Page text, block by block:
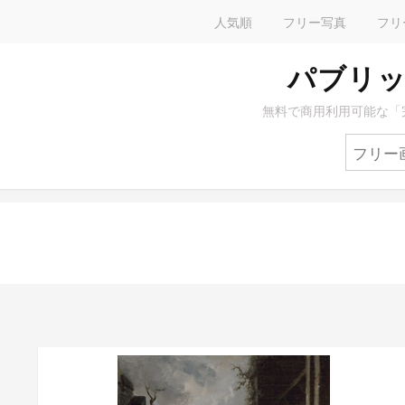
人気順 フリー写真 フ
パブリ
無料で商用利用可能な